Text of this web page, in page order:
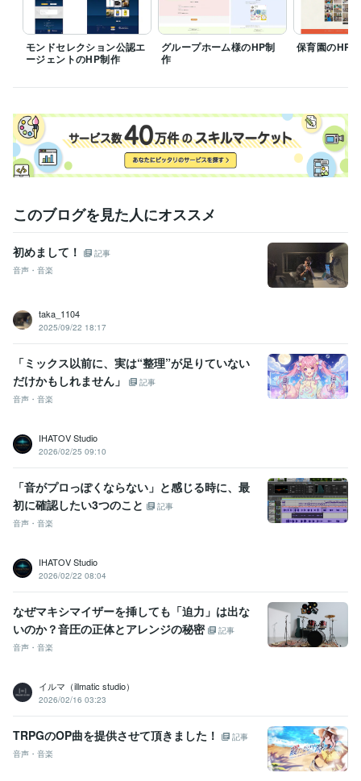
プログラミング言語・フレームワーク
MySQL:10年
ビジネス・クリエイティブツール
BASE:8年STORES:10年弥生会計:10年Google Search Console:10年
Final Cut Pro:12年CapCut:0年Dreamweaver:5年
Adobe After Effects:4年Pro Tools:20年Melodyne:18年
iZotope RX:5年Waves:15年
音楽業界 音楽制作 レコーディング ポップス
北欧
ゲーム音楽 映像音楽 BGM制作
アーティストサイト設計／運用導線設
計
楽曲制作
ホームページ制作
語学力
英語 日常会話レベル
モンドセレクション公認エ
ージェントのHP制作
グループホーム様のHP制
作
保育園のHP
このブログを見た人にオススメ
初めまして！
記事
音声・音楽
taka_1104
2025/09/22 18:17
「ミックス以前に、実は“整理”が足りていない
だけかもしれません」
記事
音声・音楽
IHATOV Studio
2026/02/25 09:10
「音がプロっぽくならない」と感じる時に、最
初に確認したい3つのこと
記事
音声・音楽
IHATOV Studio
2026/02/22 08:04
なぜマキシマイザーを挿しても「迫力」は出な
いのか？音圧の正体とアレンジの秘密
記事
音声・音楽
イルマ（illmatic studio）
2026/02/16 03:23
TRPGのOP曲を提供させて頂きました！
記事
音声・音楽